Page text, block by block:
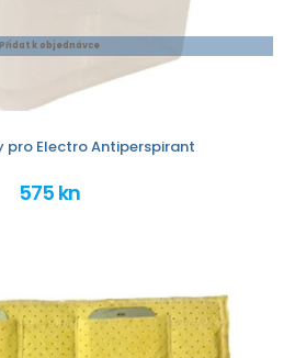
Přidat k objednávce
pro Electro Antiperspirant
575 kn